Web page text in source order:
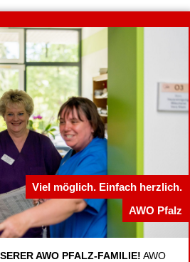
Viel möglich. Einfach herzlich.
AWO Pfalz
AWO PFALZ-FAMILIE! AWO